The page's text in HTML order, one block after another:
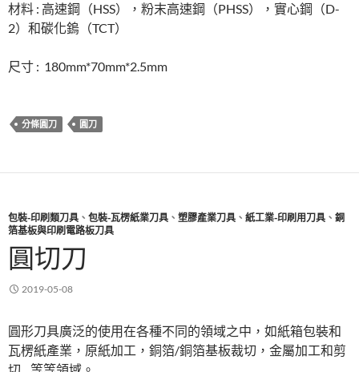
材料 : 高速鋼（HSS），粉末高速鋼（PHSS），實心鋼（D-
2）和碳化鎢（TCT）
尺寸 : 180mm*70mm*2.5mm
分條圓刀 圓刀
包裝-印刷類刀具 、 包裝-瓦楞紙業刀具 、 塑膠產業刀具 、 紙工業-印刷用刀具 、 銅
箔基板與印刷電路板刀具
圓切刀
2019-05-08
圓形刀具廣泛的使用在各種不同的領域之中，如紙箱包裝和
瓦楞紙產業，原紙加工，銅箔/銅箔基板裁切，金屬加工和剪